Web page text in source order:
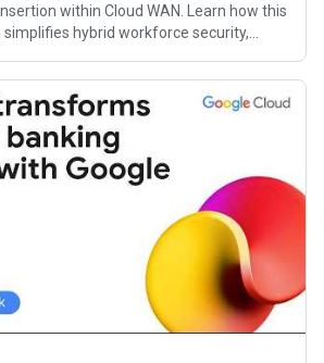
within Cloud WAN. Learn how this
hybrid workforce security,